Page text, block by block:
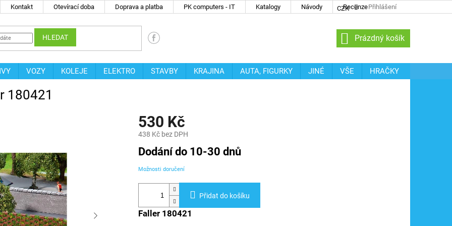
Kontakt Otevírací doba Doprava a platba PK computers - IT Katalogy Návody Recenze
CZK Přihlášení
HLEDAT
NÁKUPNÍ
KOŠÍK
Prázdný košík
VOZY KOLEJE ELEKTRO STAVBY KRAJINA AUTA, FIGURKY JINÉ VŠE
HRAČKY
180421
530 Kč
438 Kč bez DPH
Měrná
cena:
Dodání do 10-30 dnů
Možnosti doručení
Přidat do košíku
Faller 180421